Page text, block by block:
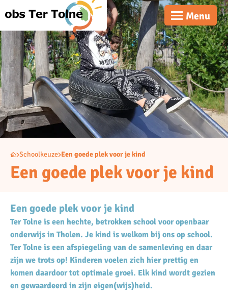
Menu
Schoolkeuze Een goede plek voor je kind
Een goede plek voor je kind
Een goede plek voor je kind
Ter Tolne is een hechte, betrokken school voor openbaar
onderwijs in Tholen. Je kind is welkom bij ons op school.
Ter Tolne is een afspiegeling van de samenleving en daar
zijn we trots op! Kinderen voelen zich hier prettig en
komen daardoor tot optimale groei. Elk kind wordt gezien
en gewaardeerd in zijn eigen(wijs)heid.